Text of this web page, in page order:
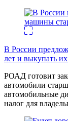
В России
лет и выкупать
РОАД готовит
автомобили
автомобильные
налог для